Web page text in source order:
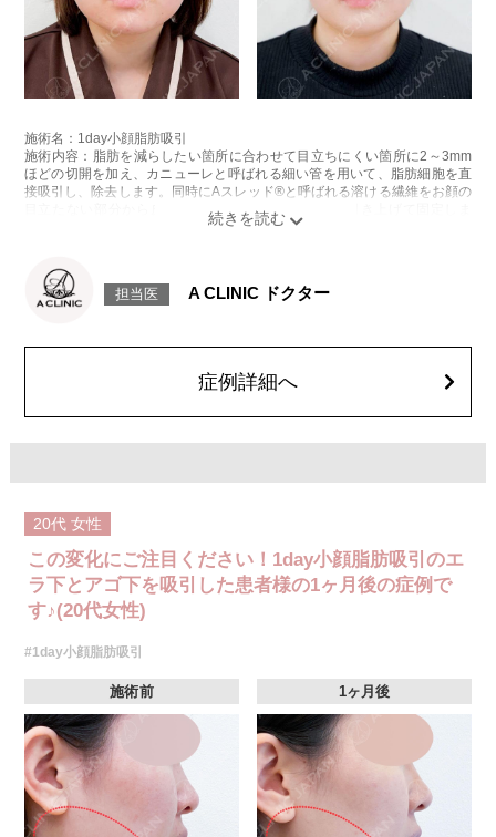
施術名：1day小顔脂肪吸引
施術内容：脂肪を減らしたい箇所に合わせて目立ちにくい箇所に2～3mm
ほどの切開を加え、カニューレと呼ばれる細い管を用いて、脂肪細胞を直
接吸引し、除去します。同時にAスレッド®と呼ばれる溶ける繊維をお顔の
目立たない部分から皮下へ挿入し、皮膚を内側から引き上げて固定しま
感などが術後一時的に生じることがございます。また、稀に貧血、細菌感
染症、左右差、施術箇所の知覚鈍麻、ぼこつき、硬結、瘢痕化、色素沈
顔の脂肪吸引箇所の追加 1ヶ所ごと+162,800円(税込)
オプション：笑気麻酔 3,300円(税込)
担当医 A CLINIC ドクター
症例詳細へ
20代 女性
この変化にご注目ください！1day小顔脂肪吸引のエ
ラ下とアゴ下を吸引した患者様の1ヶ月後の症例で
す♪(20代女性)
#1day小顔脂肪吸引
施術前 1ヶ月後